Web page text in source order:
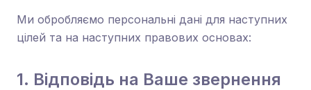
Ми обробляємо персональні дані для наступних
цілей та на наступних правових основах:
1. Відповідь на Ваше звернення